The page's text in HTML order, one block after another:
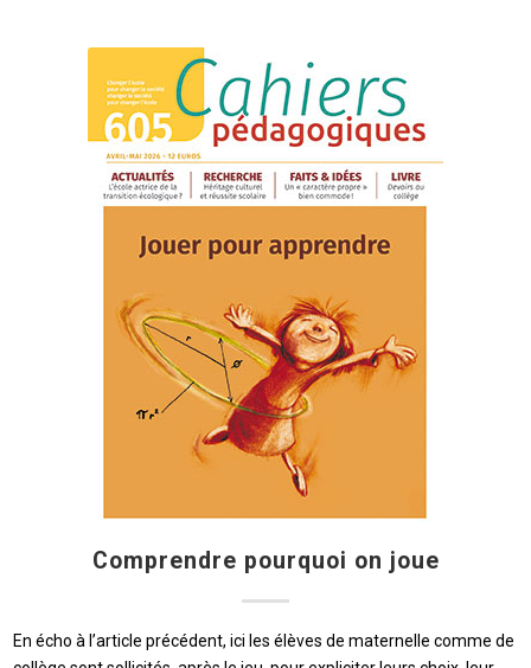
Comprendre pourquoi on joue
En écho à l’article précédent, ici les élèves de maternelle comme de